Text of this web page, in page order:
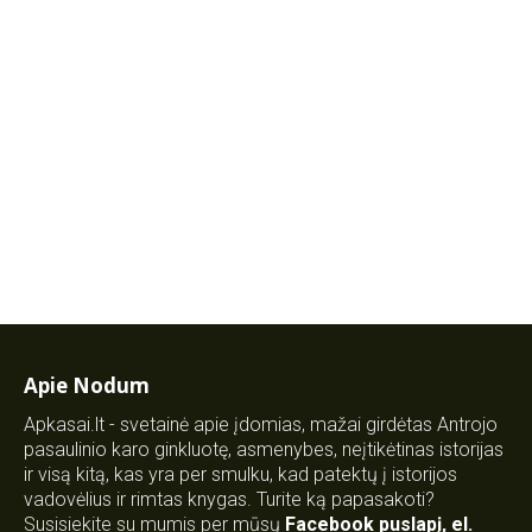
Apie Nodum
Apkasai.lt - svetainė apie įdomias, mažai girdėtas Antrojo
pasaulinio karo ginkluotę, asmenybes, neįtikėtinas istorijas
ir visą kitą, kas yra per smulku, kad patektų į istorijos
vadovėlius ir rimtas knygas. Turite ką papasakoti?
Susisiekite su mumis per mūsų Facebook puslapį, el.